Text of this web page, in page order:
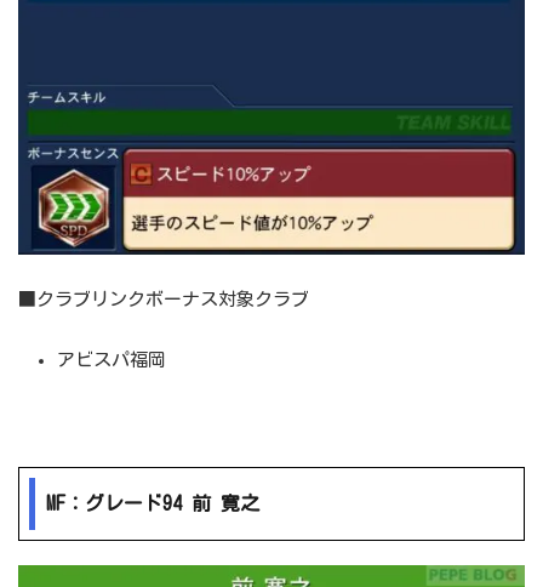
■クラブリンクボーナス対象クラブ
アビスパ福岡
MF：グレード94 前 寛之